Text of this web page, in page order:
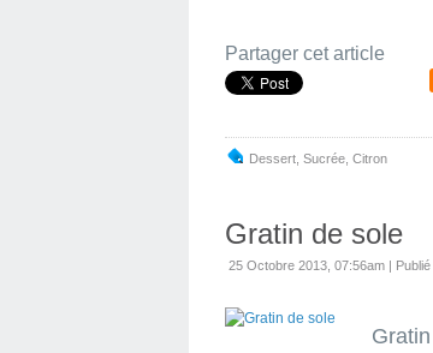
Partager cet article
Dessert Sucrée Citron
Gratin de sole
25 Octobre 2013, 07:56am |